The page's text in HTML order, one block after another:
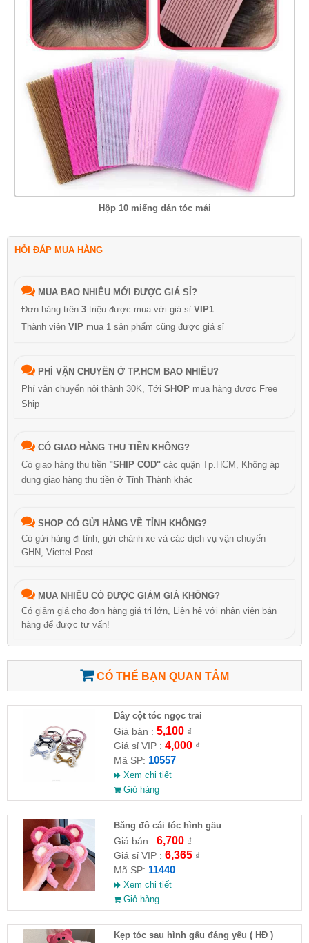
Hộp 10 miếng dán tóc mái
HỎI ĐÁP MUA HÀNG
MUA BAO NHIÊU MỚI ĐƯỢC GIÁ SỈ?
Đơn hàng trên 3 triệu được mua với giá sỉ VIP1
Thành viên VIP mua 1 sản phẩm cũng được giá sỉ
PHÍ VẬN CHUYỂN Ở TP.HCM BAO NHIÊU?
Phí vận chuyển nội thành 30K, Tới SHOP mua hàng được Free
Ship
CÓ GIAO HÀNG THU TIỀN KHÔNG?
Có giao hàng thu tiền "SHIP COD" các quận Tp.HCM, Không áp
dụng giao hàng thu tiền ở Tỉnh Thành khác
SHOP CÓ GỬI HÀNG VỀ TỈNH KHÔNG?
Có gửi hàng đi tỉnh, gửi chành xe và các dịch vụ vận chuyển
GHN, Viettel Post…
MUA NHIỀU CÓ ĐƯỢC GIẢM GIÁ KHÔNG?
Có giảm giá cho đơn hàng giá trị lớn, Liên hệ với nhân viên bán
hàng để được tư vấn!
CÓ THỂ BẠN QUAN TÂM
Dây cột tóc ngọc trai
Giá bán : 5,100₫
Giá sỉ VIP : 4,000₫
Mã SP: 10557
Xem chi tiết
Giỏ hàng
Băng đô cái tóc hình gấu
Giá bán : 6,700₫
Giá sỉ VIP : 6,365₫
Mã SP: 11440
Xem chi tiết
Giỏ hàng
Kẹp tóc sau hình gấu đáng yêu ( HĐ )